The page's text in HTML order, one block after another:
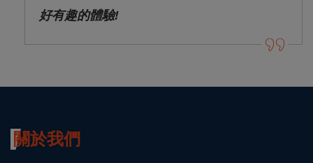
好有趣的體驗!
關於我們